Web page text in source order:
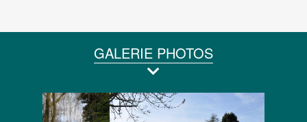
GALERIE PHOTOS